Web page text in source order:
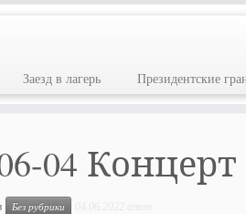
Заезд в лагерь Президентские
04
Без рубрики